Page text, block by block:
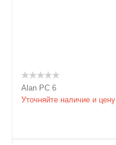
Alan PC 6
Уточняйте наличие и цену